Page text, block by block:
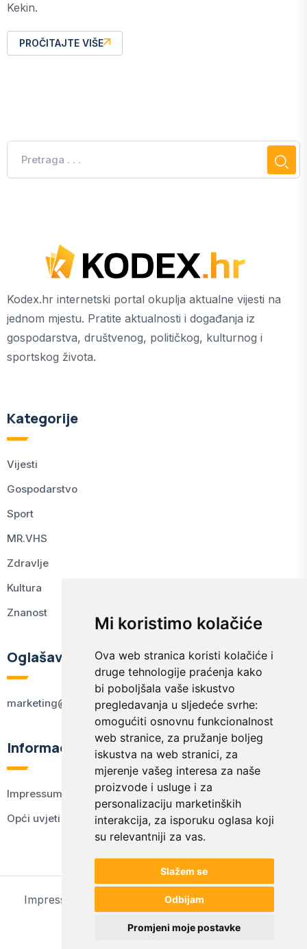
Mi koristimo kolačiće
Ova web stranica koristi kolačiće i
druge tehnologije praćenja kako
bi poboljšala vaše iskustvo
pregledavanja u sljedeće svrhe:
omogućiti osnovnu funkcionalnost
web stranice, za pružanje boljeg
iskustva na web stranici, za
mjerenje vašeg interesa za naše
proizvode i usluge i za
personalizaciju marketinških
interakcija, za isporuku oglasa koji
su relevantniji za vas.
Slažem se
Odbijam
Promjeni moje postavke
Kekin.
PROČITAJTE VIŠE
Kodex.hr internetski portal okuplja aktualne vijesti na
jednom mjestu. Pratite aktualnosti i događanja iz
gospodarstva, društvenog, političkog, kulturnog i
sportskog života.
Kategorije
Vijesti
Gospodarstvo
Sport
MR.VHS
Zdravlje
Kultura
Znanost
Oglašavanje
marketing@kodex.hr
Informacije
Impressum
Opći uvjeti korištenja
Impressum Opći uvjeti korištenjaPostavke kolačića
© 2024 kodex.hr